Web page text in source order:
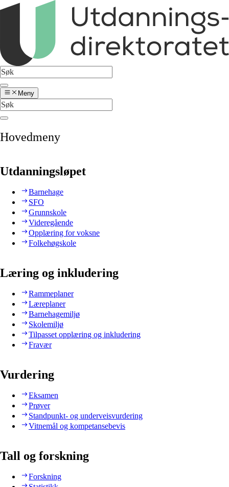
Meny
Hovedmeny
Utdanningsløpet
Barnehage
SFO
Grunnskole
Videregående
Opplæring for voksne
Folkehøgskole
Læring og inkludering
Rammeplaner
Læreplaner
Barnehagemiljø
Skolemiljø
Tilpasset opplæring og inkludering
Fravær
Vurdering
Eksamen
Prøver
Standpunkt- og underveisvurdering
Vitnemål og kompetansebevis
Tall og forskning
Forskning